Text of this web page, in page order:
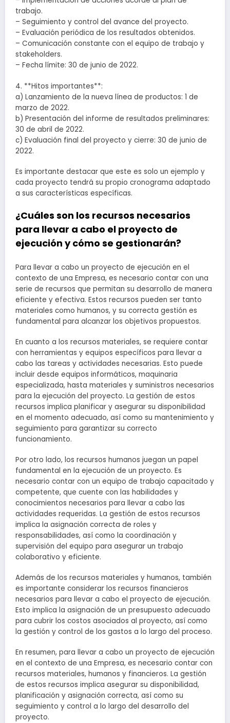
trabajo.
– Seguimiento y control del avance del proyecto.
– Evaluación periódica de los resultados obtenidos.
– Comunicación constante con el equipo de trabajo y
stakeholders.
– Fecha límite: 30 de junio de 2022.
4. **Hitos importantes**:
a) Lanzamiento de la nueva línea de productos: 1 de
marzo de 2022.
b) Presentación del informe de resultados preliminares:
30 de abril de 2022.
c) Evaluación final del proyecto y cierre: 30 de junio de
2022.
Es importante destacar que este es solo un ejemplo y
cada proyecto tendrá su propio cronograma adaptado
a sus características específicas.
¿Cuáles son los recursos necesarios
para llevar a cabo el proyecto de
ejecución y cómo se gestionarán?
Para llevar a cabo un proyecto de ejecución en el
contexto de una Empresa, es necesario contar con una
serie de recursos que permitan su desarrollo de manera
eficiente y efectiva. Estos recursos pueden ser tanto
materiales como humanos, y su correcta gestión es
fundamental para alcanzar los objetivos propuestos.
En cuanto a los recursos materiales, se requiere contar
con herramientas y equipos específicos para llevar a
cabo las tareas y actividades necesarias. Esto puede
incluir desde equipos informáticos, maquinaria
especializada, hasta materiales y suministros necesarios
para la ejecución del proyecto. La gestión de estos
recursos implica planificar y asegurar su disponibilidad
en el momento adecuado, así como su mantenimiento y
seguimiento para garantizar su correcto
funcionamiento.
Por otro lado, los recursos humanos juegan un papel
fundamental en la ejecución de un proyecto. Es
necesario contar con un equipo de trabajo capacitado y
competente, que cuente con las habilidades y
conocimientos necesarios para llevar a cabo las
actividades requeridas. La gestión de estos recursos
implica la asignación correcta de roles y
responsabilidades, así como la coordinación y
supervisión del equipo para asegurar un trabajo
colaborativo y eficiente.
Además de los recursos materiales y humanos, también
es importante considerar los recursos financieros
necesarios para llevar a cabo el proyecto de ejecución.
Esto implica la asignación de un presupuesto adecuado
para cubrir los costos asociados al proyecto, así como
la gestión y control de los gastos a lo largo del proceso.
En resumen, para llevar a cabo un proyecto de ejecución
en el contexto de una Empresa, es necesario contar con
recursos materiales, humanos y financieros. La gestión
de estos recursos implica asegurar su disponibilidad,
planificación y asignación correcta, así como su
seguimiento y control a lo largo del desarrollo del
proyecto.